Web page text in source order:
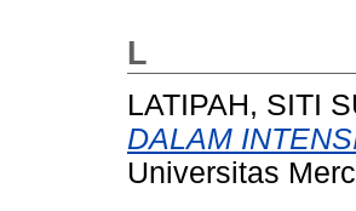
L
LATIPAH, SITI
DALAM
Universitas